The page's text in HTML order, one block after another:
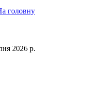
головну
2026 р.